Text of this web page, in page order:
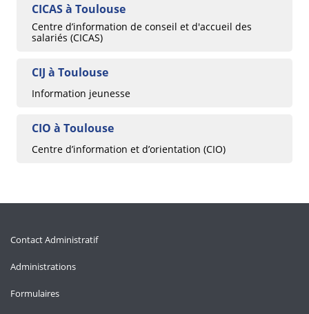
CICAS à Toulouse
Centre d’information de conseil et d'accueil des
salariés (CICAS)
CIJ à Toulouse
Information jeunesse
CIO à Toulouse
Centre d’information et d’orientation (CIO)
Contact Administratif
Administrations
Formulaires